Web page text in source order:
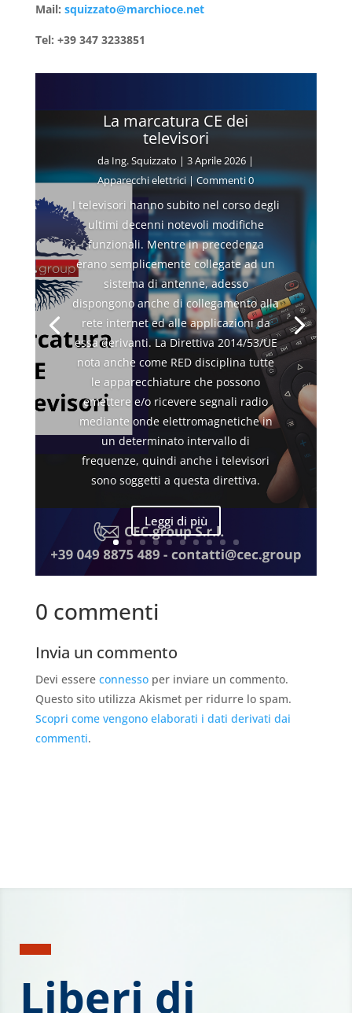
Mail: squizzato@marchioce.net
Tel: +39 347 3233851
La marcatura CE dei
televisori
da Ing. Squizzato |3 Aprile 2026 |
Apparecchi elettrici | Commenti 0
I televisori hanno subito nel corso degli
ultimi decenni notevoli modifiche
funzionali. Mentre in precedenza
erano semplicemente collegate ad un
sistema di antenne, adesso
dispongono anche di collegamento alla
rete internet ed alle applicazioni da
essa derivanti. La Direttiva 2014/53/UE
nota anche come RED disciplina tutte
le apparecchiature che possono
emettere e/o ricevere segnali radio
mediante onde elettromagnetiche in
un determinato intervallo di
frequenze, quindi anche i televisori
sono soggetti a questa direttiva.
Leggi di più
0 commenti
Invia un commento
Devi essere connessoper inviare un commento.
Questo sito utilizza Akismet per ridurre lo spam.
Scopri come vengono elaborati i dati derivati dai
commenti.
Liberi di